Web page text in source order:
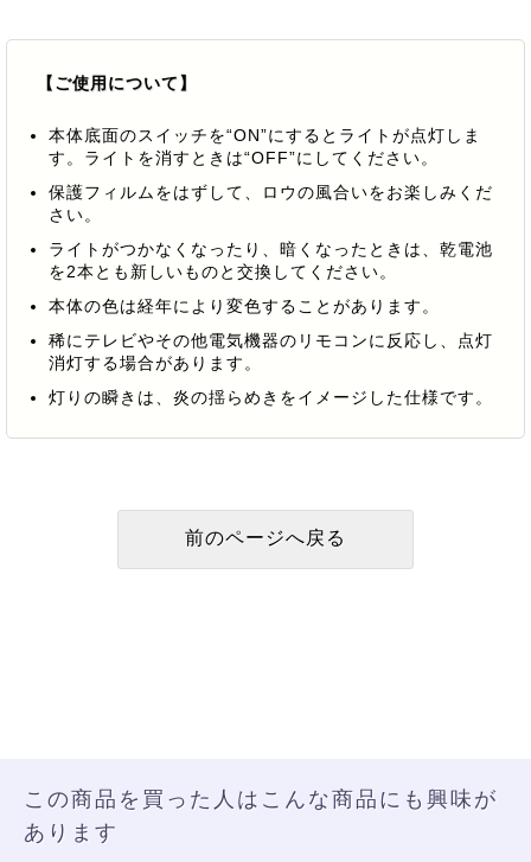
【ご使用について】
本体底面のスイッチを“ON”にするとライトが点灯しま
す。ライトを消すときは“OFF”にしてください。
保護フィルムをはずして、ロウの風合いをお楽しみくだ
さい。
ライトがつかなくなったり、暗くなったときは、乾電池
を2本とも新しいものと交換してください。
本体の色は経年により変色することがあります。
稀にテレビやその他電気機器のリモコンに反応し、点灯
消灯する場合があります。
灯りの瞬きは、炎の揺らめきをイメージした仕様です。
この商品を買った人はこんな商品にも興味が
あります